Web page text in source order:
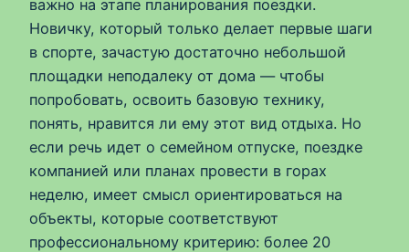
важно на этапе планирования поездки.
Новичку, который только делает первые шаги
в спорте, зачастую достаточно небольшой
площадки неподалеку от дома — чтобы
попробовать, освоить базовую технику,
понять, нравится ли ему этот вид отдыха. Но
если речь идет о семейном отпуске, поездке
компанией или планах провести в горах
неделю, имеет смысл ориентироваться на
объекты, которые соответствуют
профессиональному критерию: более 20